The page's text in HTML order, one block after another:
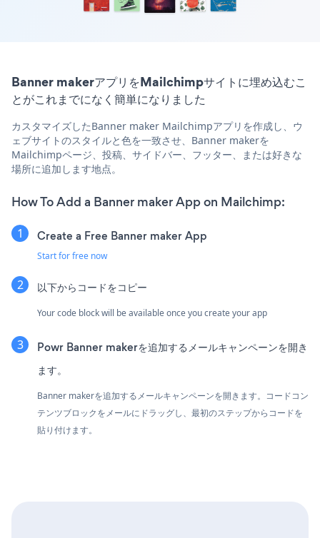
Banner makerアプリをMailchimpサイトに埋め込むこ
とがこれまでになく簡単になりました
カスタマイズしたBanner maker Mailchimpアプリを作成し、ウ
ェブサイトのスタイルと色を一致させ、Banner makerを
Mailchimpページ、投稿、サイドバー、フッター、または好きな
場所に追加します地点。
How To Add a Banner maker App on Mailchimp:
Create a Free Banner maker App
Start for free now
以下からコードをコピー
Your code block will be available once you create your app
Powr Banner makerを追加するメールキャンペーンを開き
ます。
Banner makerを追加するメールキャンペーンを開きます。コードコン
テンツブロックをメールにドラッグし、最初のステップからコードを
貼り付けます。